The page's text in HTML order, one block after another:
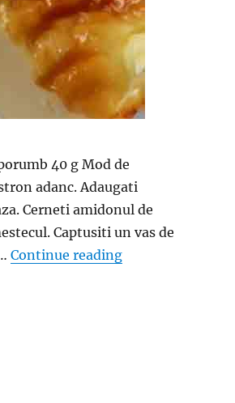
40 g Mod de
adanc. Adaugati
Cerneti amidonul de
Captusiti un vas de
…Continue reading“Desert cu doar